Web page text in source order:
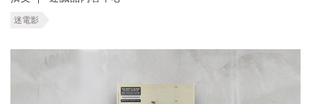
迷電影